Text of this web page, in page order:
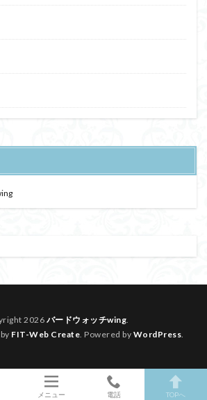
2026 バードウォッチwing.
FIT-Web Create. Powered by WordPress.
メニュー 電話 TOPへ